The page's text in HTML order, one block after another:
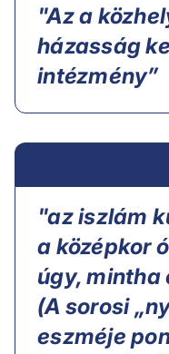
"Az a
házasság
intézmény”
"az iszlám
a középkor
úgy, mintha
(A sorosi
eszméje